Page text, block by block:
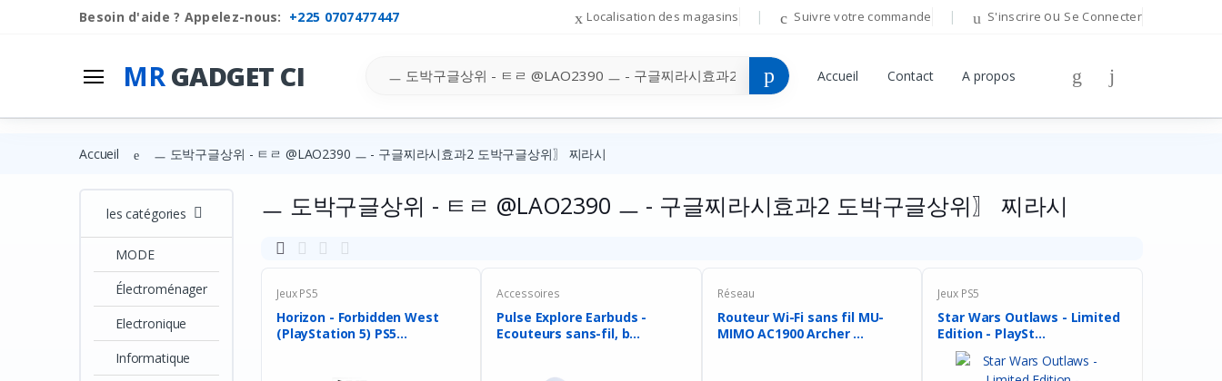
Besoin d'aide ? Appelez-nous: +225 0707477447 Localisation des magasins Suivre votre commande S'inscrire ou Se Connecter
MRGADGET CI
Gadget Ci
Les Categories
Liste de souhaits
Accueil Contact A propos
Accueil ㅡ 도박구글상위 - ㅌㄹ @LAO2390 ㅡ - 구글찌라시효과2 도박구글상위〗 찌라시
les catégories
MODE
Électroménager
Electronique
Informatique
ㅡ 도박구글상위 - ㅌㄹ @LAO2390 ㅡ - 구글찌라시효과2 도박구글상위〗 찌라시
Jeux PS5
Horizon - Forbidden West
(PlayStation 5) PS5...
Accessoires
Pulse Explore Earbuds -
Ecouteurs sans-fil, b...
Réseau
Routeur Wi-Fi sans fil MU-
MIMO AC1900 Archer ...
Jeux PS5
Star Wars Outlaws - Limited
Edition - PlaySt...
Bonjour!
Mot de passe
Se Connecter
Vous n'avez pas de compte ?